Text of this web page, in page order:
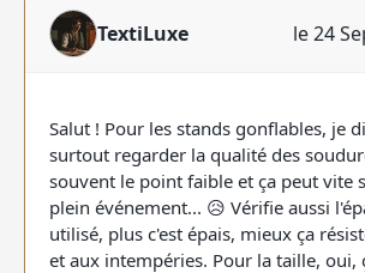
TextiLuxe le 24
Salut ! Pour les stands gonflables, je
surtout regarder la qualité des
souvent le point faible et ça peut vite
plein événement... 😥 Vérifie aussi
utilisé, plus c'est épais, mieux ça
et aux intempéries. Pour la taille, oui,